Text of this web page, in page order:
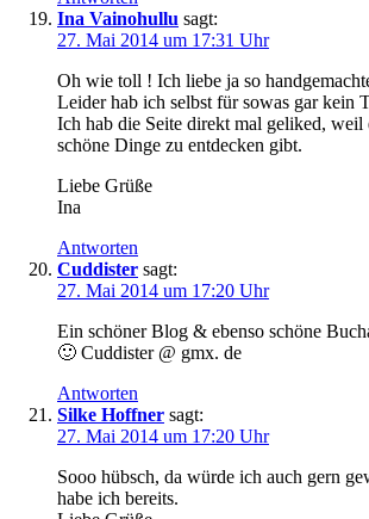
Ina Vainohullu sagt:
27. Mai 2014 um 17:31 Uhr
Oh wie toll ! Ich liebe ja so
Leider hab ich selbst für sowas gar kein
Ich hab die Seite direkt mal geliked, weil
schöne Dinge zu entdecken gibt.
Liebe Grüße
Ina
Antworten
Cuddister sagt:
27. Mai 2014 um 17:20 Uhr
Ein schöner Blog & ebenso schöne
🙂 Cuddister @ gmx. de
Antworten
Silke Hoffner sagt:
27. Mai 2014 um 17:20 Uhr
Sooo hübsch, da würde ich auch gern
habe ich bereits.